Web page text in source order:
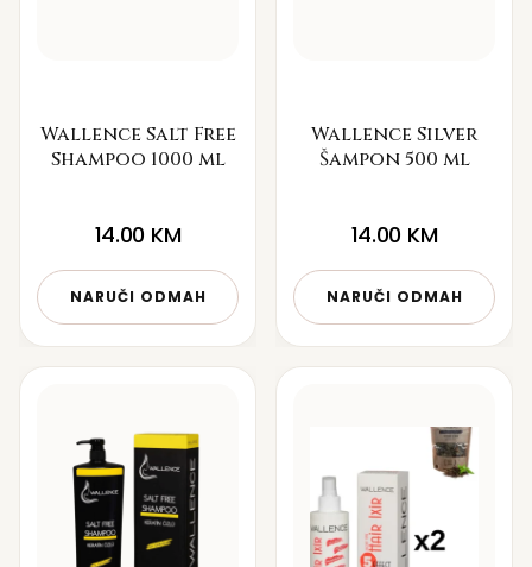
Wallence Salt Free
Shampoo 1000 ml
14.00 KM
NARUČI ODMAH
Wallence Silver
Šampon 500 ml
14.00 KM
NARUČI ODMAH